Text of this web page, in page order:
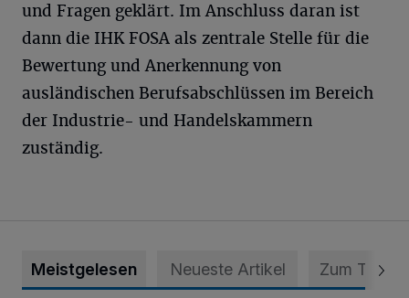
und Fragen geklärt. Im Anschluss daran ist
dann die IHK FOSA als zentrale Stelle für die
Bewertung und Anerkennung von
ausländischen Berufsabschlüssen im Bereich
der Industrie- und Handelskammern
zuständig.
Meistgelesen Neueste Artikel Zum Thema